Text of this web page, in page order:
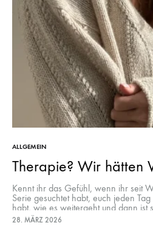
ALLGEMEIN
Therapie? Wir hätten
Kennt ihr das Gefühl, wenn ihr seit
Serie gesuchtet habt, euch jeden
habt, wie es weitergeht und dann ist
28. MÄRZ 2026